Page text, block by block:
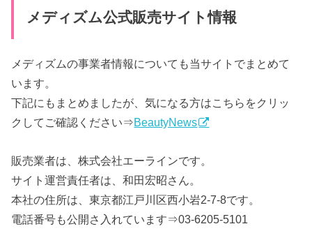
メディズム公式販売サイト情報
メディズムの事業者情報についても当サイトでまとめて
います。
下記にもまとめましたが、気になる方はこちらをクリッ
クしてご確認ください⇒BeautyNews
販売業者は、株式会社エーラインです。
サイト運営責任者は、和田宏昭さん。
本社の住所は、東京都江戸川区西小岩2-7-8です。
電話番号も公開さ入れています⇒03-6205-5101